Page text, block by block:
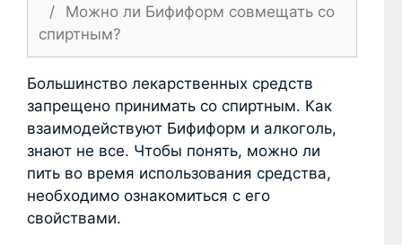
/
Можно ли Бифиформ совмещать со
спиртным?
Большинство лекарственных средств
запрещено принимать со спиртным. Как
взаимодействуют Бифиформ и алкоголь,
знают не все. Чтобы понять, можно ли
пить во время использования средства,
необходимо ознакомиться с его
свойствами.